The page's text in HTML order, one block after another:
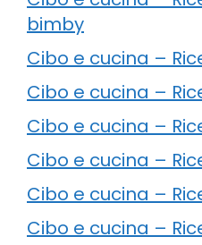
bimby
Cibo e cucina –
Cibo e cucina –
Cibo e cucina –
Cibo e cucina –
Cibo e cucina –
Cibo e cucina –